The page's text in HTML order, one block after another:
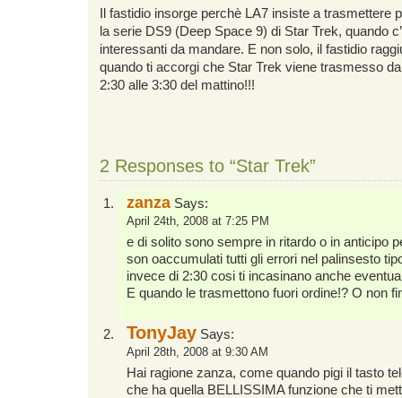
Il fastidio insorge perchè LA7 insiste a trasmettere
la serie DS9 (Deep Space 9) di Star Trek, quando
interessanti da mandare. E non solo, il fastidio
quando ti accorgi che Star Trek viene trasmesso
2:30 alle 3:30 del mattino!!!
2 Responses to “Star Trek”
zanza Says:
April 24th, 2008 at 7:25 PM
e di solito sono sempre in ritardo o in anticipo
son oaccumulati tutti gli errori nel palinsesto
invece di 2:30 cosi ti incasinano anche
E quando le trasmettono fuori ordine!? O non
TonyJay Says:
April 28th, 2008 at 9:30 AM
Hai ragione zanza, come quando pigi il tasto
che ha quella BELLISSIMA funzione che ti